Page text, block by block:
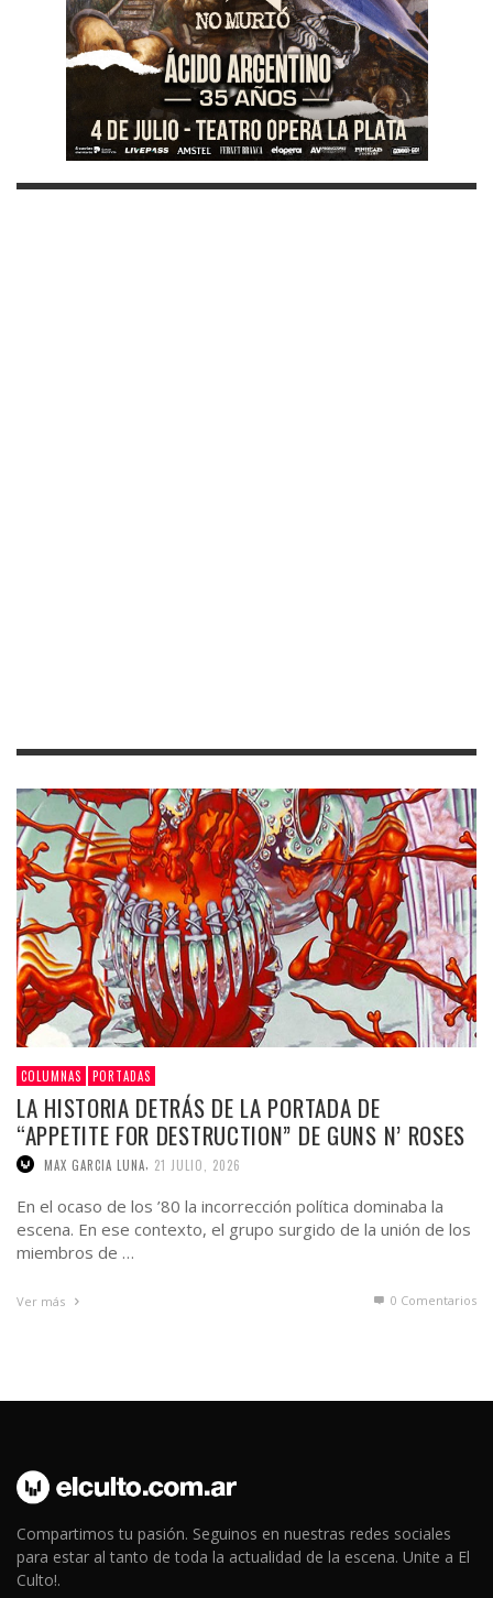
COLUMNAS PORTADAS
LA HISTORIA DETRÁS DE LA PORTADA DE
“APPETITE FOR DESTRUCTION” DE GUNS N’ ROSES
MAX GARCIA LUNA 21 JULIO, 2026
En el ocaso de los ’80 la incorrección política dominaba la
escena. En ese contexto, el grupo surgido de la unión de los
miembros de …
Ver más 0 Comentarios
Compartimos tu pasión. Seguinos en nuestras redes sociales
para estar al tanto de toda la actualidad de la escena. Unite a El
Culto!.